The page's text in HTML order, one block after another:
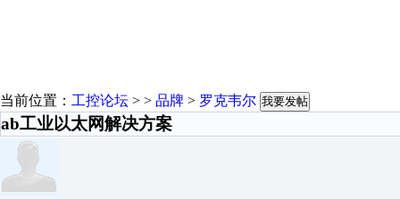
当前位置： 工控论坛 > > 品牌 > 罗克韦尔 我要发帖
ab工业以太网解决方案